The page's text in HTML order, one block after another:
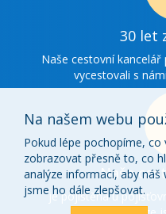
30 let
Naše cestovní
vycestovali s
Naše
je pojištěna u
Na našem webu
Pokud lépe pochopíme,
zobrazovat přesně to, co
analýze informací, aby
jsme ho dále zlepšovat.